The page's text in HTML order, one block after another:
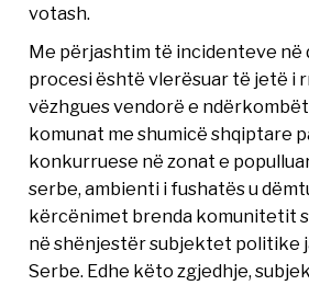
votash.
Me përjashtim të incidenteve në
procesi është vlerësuar të jetë i
vëzhgues vendorë e
komunat me shumicë shqiptare
konkurruese në zonat e
serbe, ambienti i fushatës u
kërcënimet brenda komunitetit
në shënjestër subjektet politike
Serbe. Edhe këto zgjedhje,